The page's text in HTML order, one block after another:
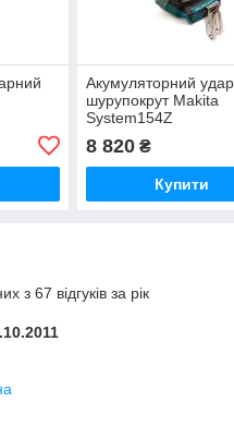
Акумуляторний
шурупокрут Makita
System154Z
8 820₴
Купити
з 67 відгуків за рік